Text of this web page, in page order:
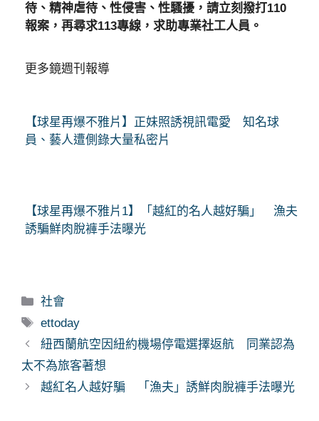
待、精神虐待、性侵害、性騷擾，請立刻撥打110
報案，再尋求113專線，求助專業社工人員。
更多鏡週刊報導
【球星再爆不雅片】正妹照誘視訊電愛 知名球
員、藝人遭側錄大量私密片
【球星再爆不雅片1】「越紅的名人越好騙」 漁夫
誘騙鮮肉脫褲手法曝光
分
類
社會
標
籤
ettoday
紐西蘭航空因紐約機場停電選擇返航 同業認為
太不為旅客著想
越紅名人越好騙 「漁夫」誘鮮肉脫褲手法曝光